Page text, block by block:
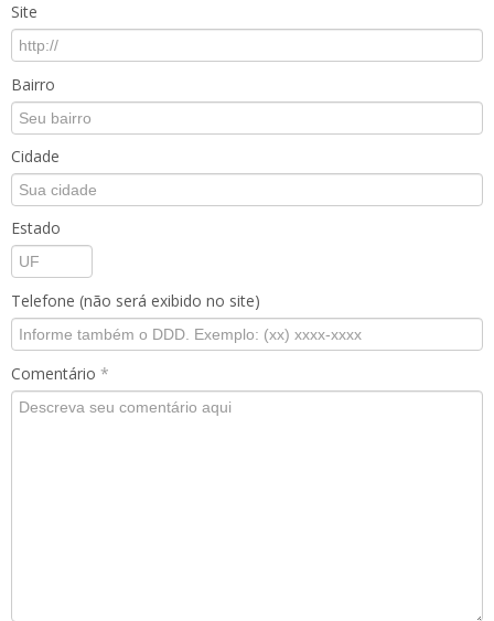
Site
Bairro
Cidade
Estado
Telefone (não será exibido no site)
Comentário *